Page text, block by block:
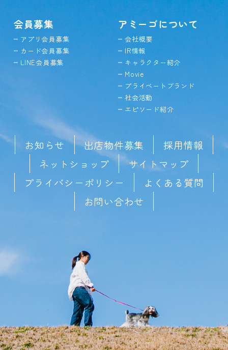
会員募集
アプリ会員募集
カード会員募集
LINE会員募集
アミーゴについて
会社概要
IR情報
キャラクター紹介
Movie
プライベートブランド
社会活動
エピソード紹介
お知らせ 出店物件募集
採用情報
ネットショップ
サイトマップ
プライバシーポリシー
よくある質問
お問い合わせ